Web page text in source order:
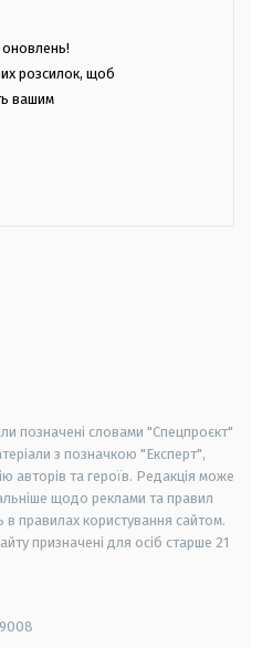
оновлень!
розсилок, щоб
вашим
позначені словами "Спецпроєкт"
з позначкою "Експерт",
авторів та героїв. Редакція може
щодо реклами та правил
правилах користування сайтом.
призначені для осіб старше 21